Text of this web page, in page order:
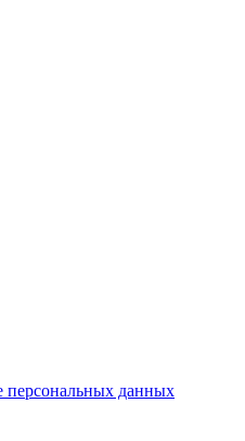
персональных данных